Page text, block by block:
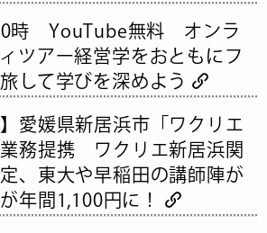
時 YouTube無料 オンラ
ツアー経営学をおともにフ
して学びを深めよう
】愛媛県新居浜市「ワクリエ
務提携 ワクリエ新居浜関
、東大や早稲田の講師陣が
年間1,100円に！